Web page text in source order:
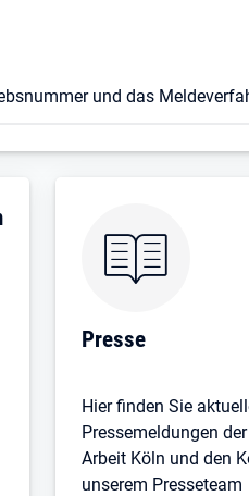
und das
Presse
Hier finden Sie
Pressemeldungen
Arbeit Köln und den
unserem Presseteam